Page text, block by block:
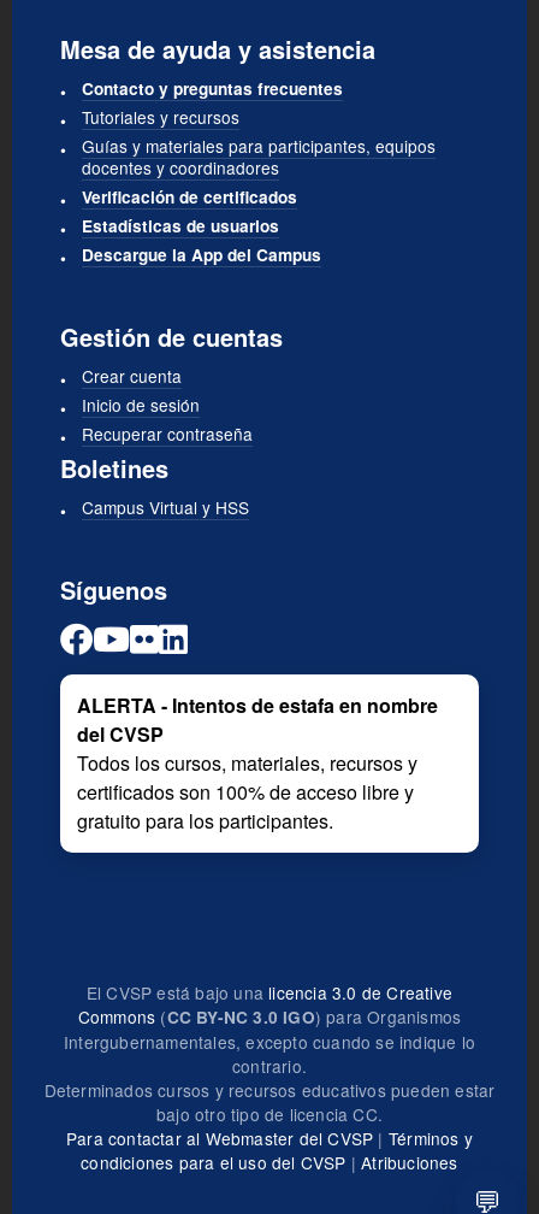
Mesa de ayuda y asistencia
Contacto y preguntas frecuentes
Tutoriales y recursos
Guías y materiales para participantes, equipos
docentes y coordinadores
Verificación de certificados
Estadísticas de usuarios
Descargue la App del Campus
Gestión de cuentas
Crear cuenta
Inicio de sesión
Recuperar contraseña
Boletines
Campus Virtual y HSS
Síguenos
ALERTA - Intentos de estafa en nombre
del CVSP
Todos los cursos, materiales, recursos y
certificados son 100% de acceso libre y
gratuito para los participantes.
El CVSP está bajo una licencia 3.0 de Creative
Commons (CC BY-NC 3.0 IGO) para Organismos
Intergubernamentales, excepto cuando se indique lo
contrario.
Determinados cursos y recursos educativos pueden estar
bajo otro tipo de licencia CC.
Para contactar al Webmaster del CVSP | Términos y
condiciones para el uso del CVSP |Atribuciones
💬